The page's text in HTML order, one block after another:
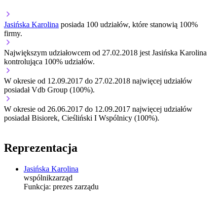
Jasińska Karolina posiada 100 udziałów, które stanowią 100%
firmy.
Największym udziałowcem od 27.02.2018 jest Jasińska Karolina
kontrolująca 100% udziałów.
W okresie od 12.09.2017 do 27.02.2018 najwięcej udziałów
posiadał Vdb Group (100%).
W okresie od 26.06.2017 do 12.09.2017 najwięcej udziałów
posiadał Bisiorek, Cieśliński I Wspólnicy (100%).
Reprezentacja
Jasińska Karolina
wspólnikzarząd
Funkcja: prezes zarządu